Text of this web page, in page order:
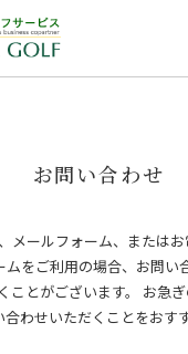
お問い合わせ
メールフォーム、または
ムをご利用の場合、お問い
とがございます。
お急
わせいただくことをおす